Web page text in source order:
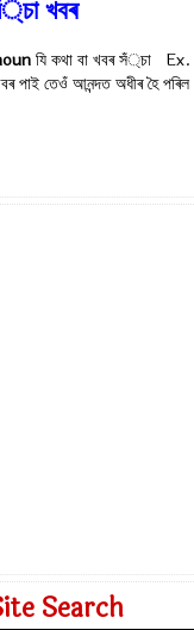
খবৰ
যি কথা বা খবৰ সঁ্চা Ex.
পাই তেওঁ আনন্দত অধীৰ হৈ পৰিল
Search